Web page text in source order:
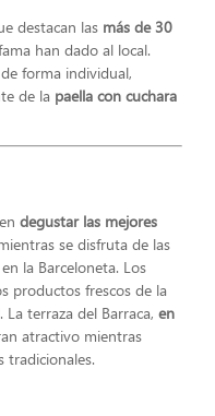
destacan las más de 30
han dado al local.
forma individual,
de la paella con cuchara
degustar las mejores
se disfruta de las
la Barceloneta. Los
productos frescos de la
terraza del Barraca, en
atractivo mientras
tradicionales.